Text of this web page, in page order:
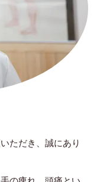
ただき、誠にあり